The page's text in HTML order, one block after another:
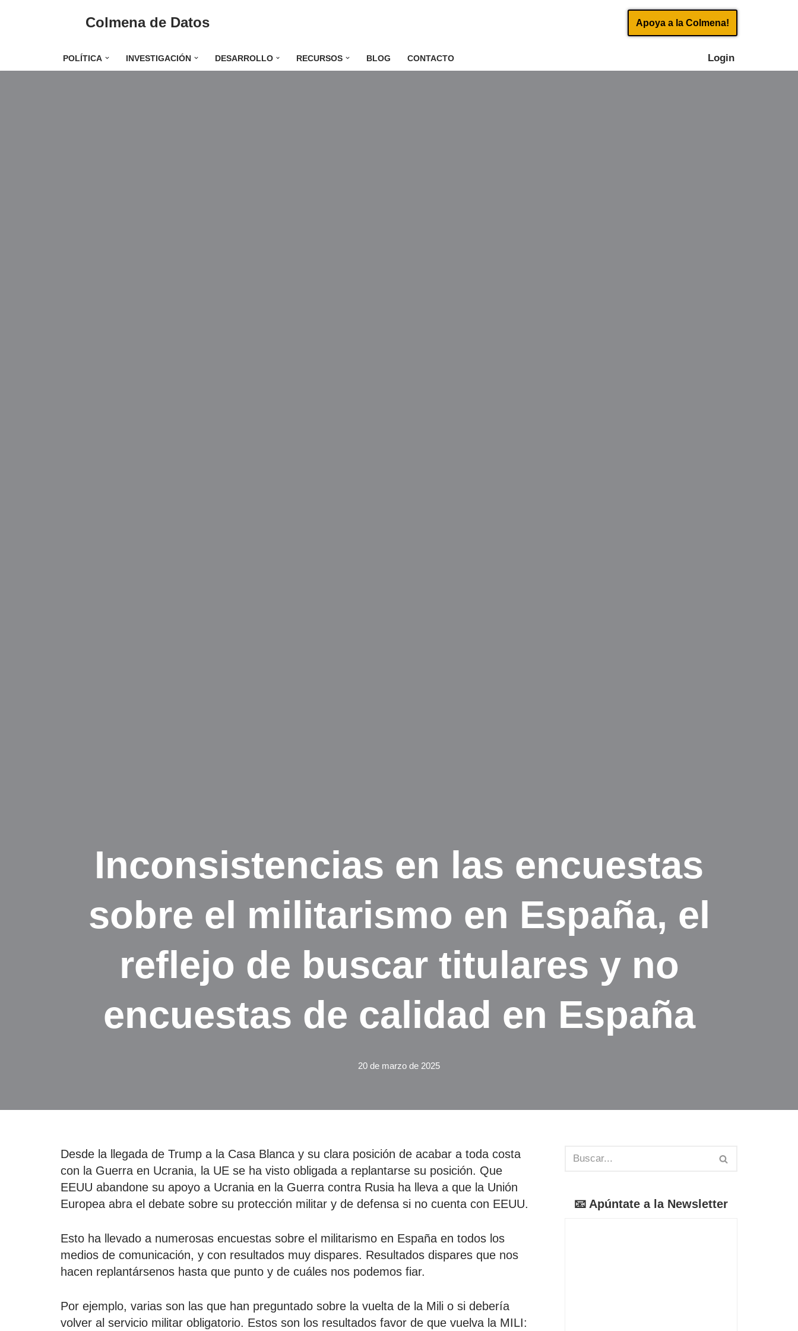
Colmena de Datos Apoya a la Colmena!
POLÍTICA INVESTIGACIÓN DESARROLLO RECURSOS BLOG CONTACTO Login
Inconsistencias en las encuestas
sobre el militarismo en España, el
reflejo de buscar titulares y no
encuestas de calidad en España
20 de marzo de 2025
Desde la llegada de Trump a la Casa Blanca y su clara posición de acabar a toda costa
con la Guerra en Ucrania, la UE se ha visto obligada a replantarse su posición. Que
EEUU abandone su apoyo a Ucrania en la Guerra contra Rusia ha lleva a que la Unión
Europea abra el debate sobre su protección militar y de defensa si no cuenta con EEUU.
Esto ha llevado a numerosas encuestas sobre el militarismo en España en todos los
medios de comunicación, y con resultados muy dispares. Resultados dispares que nos
hacen replantársenos hasta que punto y de cuáles nos podemos fiar.
Por ejemplo, varias son las que han preguntado sobre la vuelta de la Mili o si debería
volver al servicio militar obligatorio. Estos son los resultados favor de que vuelva la MILI:
📧 Apúntate a la Newsletter